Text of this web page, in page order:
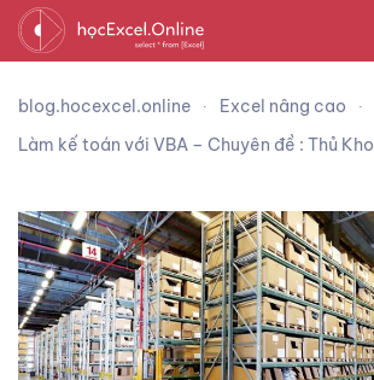
blog.hocexcel.online Excel nâng cao
Làm kế toán với VBA – Chuyên đề : Thủ Kho